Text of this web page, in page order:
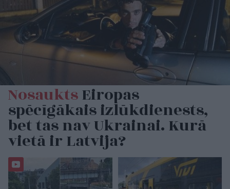
NosauktsEiropas
spēcīgākais izlūkdienests,
bet tas nav Ukrainai. Kurā
vietā ir Latvija?